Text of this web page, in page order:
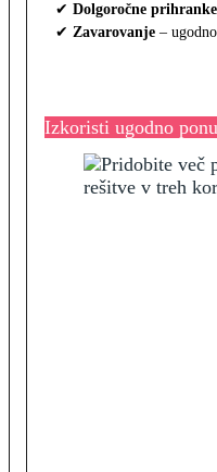
✔ Dolgoročne prihranke
✔ Zavarovanje –
Izkoristi ugodno